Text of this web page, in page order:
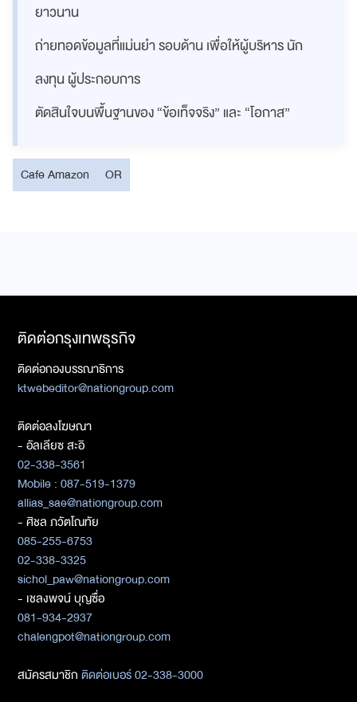
ยาวนาน
ถ่ายทอดข้อมูลที่แม่นยำ รอบด้าน เพื่อให้ผู้บริหาร นัก
ลงทุน ผู้ประกอบการ
ตัดสินใจบนพื้นฐานของ “ข้อเท็จจริง” และ “โอกาส”
Cafe Amazon OR
ติดต่อกรุงเทพธุรกิจ
ติดต่อกองบรรณาธิการ
ktwebeditor@nationgroup.com
ติดต่อลงโฆษณา
- อัลเลียซ สะอิ
02-338-3561
Mobile : 087-519-1379
allias_sae@nationgroup.com
- ศิชล ภวัตโณทัย
085-255-6753
02-338-3325
sichol_paw@nationgroup.com
- เชลงพจน์ บุญซื่อ
081-934-2937
chalengpot@nationgroup.com
สมัครสมาชิกติดต่อเบอร์ 02-338-3000